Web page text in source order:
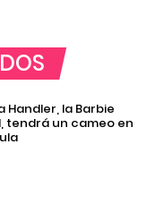
Handler, la Barbie
tendrá un cameo en